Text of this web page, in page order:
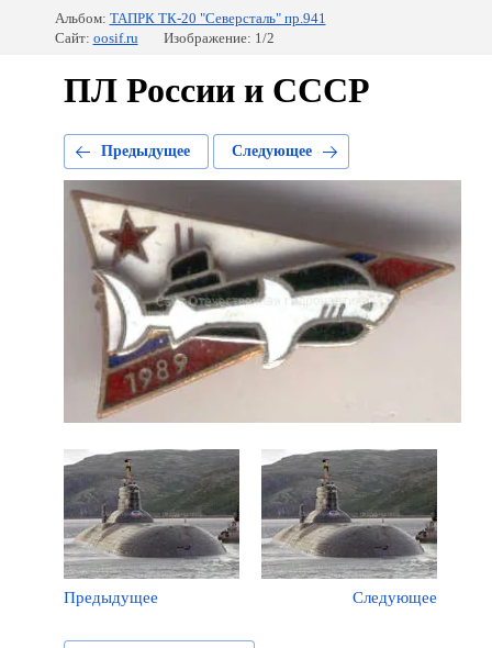
Альбом: ТАПРК ТК-20 "Северсталь" пр.941
Сайт: oosif.ru Изображение: 1/2
ПЛ России и СССР
Предыдущее Следующее
Предыдущее Следующее